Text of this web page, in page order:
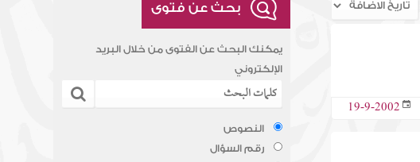
19-9-2002
بحث عن فتوى
يمكنك البحث عن الفتوى من خلال البريد
الإلكتروني
النصوص
رقم السؤال